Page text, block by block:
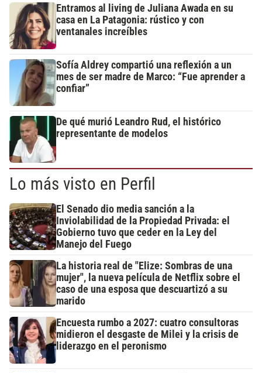
Entramos al living de Juliana Awada en su
casa en La Patagonia: rústico y con
ventanales increíbles
Sofía Aldrey compartió una reflexión a un
mes de ser madre de Marco: “Fue aprender a
confiar”
De qué murió Leandro Rud, el histórico
representante de modelos
Lo más visto en Perfil
El Senado dio media sanción a la
Inviolabilidad de la Propiedad Privada: el
Gobierno tuvo que ceder en la Ley del
Manejo del Fuego
La historia real de "Elize: Sombras de una
mujer", la nueva película de Netflix sobre el
caso de una esposa que descuartizó a su
marido
Encuesta rumbo a 2027: cuatro consultoras
midieron el desgaste de Milei y la crisis de
liderazgo en el peronismo